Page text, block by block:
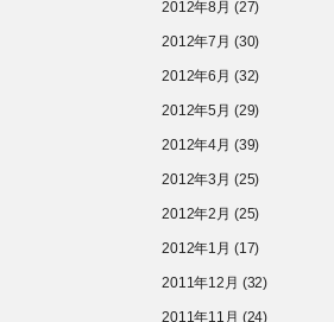
2012年8月 (27)
2012年7月 (30)
2012年6月 (32)
2012年5月 (29)
2012年4月 (39)
2012年3月 (25)
2012年2月 (25)
2012年1月 (17)
2011年12月 (32)
2011年11月 (24)